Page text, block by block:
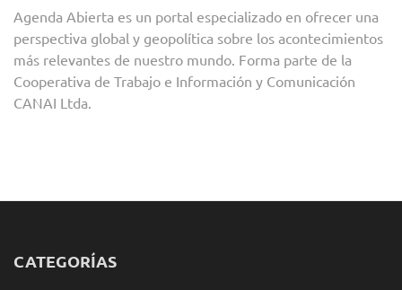
Agenda Abierta es un portal especializado en ofrecer una
perspectiva global y geopolítica sobre los acontecimientos
más relevantes de nuestro mundo. Forma parte de la
Cooperativa de Trabajo e Información y Comunicación
CANAI Ltda.
CATEGORÍAS